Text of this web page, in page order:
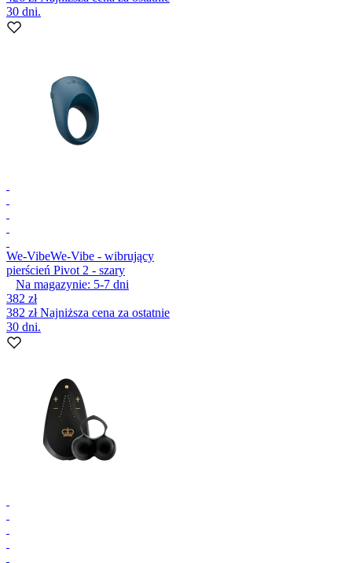
30 dni.
We-VibeWe-Vibe - wibrujący
pierścień Pivot 2 - szary
Na magazynie: 5-7 dni
382 zł
382 złNajniższa cena za ostatnie
30 dni.